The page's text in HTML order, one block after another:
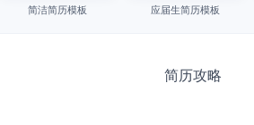
简洁简历模板 应届生简历模板